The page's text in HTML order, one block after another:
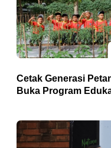
Cetak Generasi
Buka Program